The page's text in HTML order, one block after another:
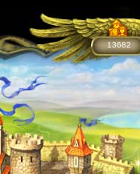
13682